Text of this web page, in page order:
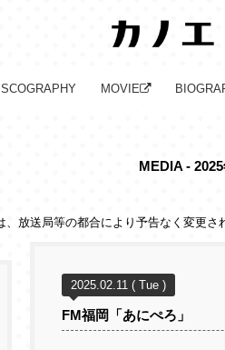
MOVIE
MEDIA -
、放送局等の都合により予告なく変更さ
2025.02.11 ( Tue )
FM福岡「あにぺろ」